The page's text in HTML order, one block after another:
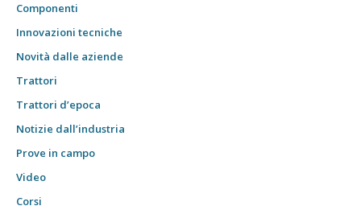
Componenti
Innovazioni tecniche
Novità dalle aziende
Trattori
Trattori d’epoca
Notizie dall’industria
Prove in campo
Video
Corsi